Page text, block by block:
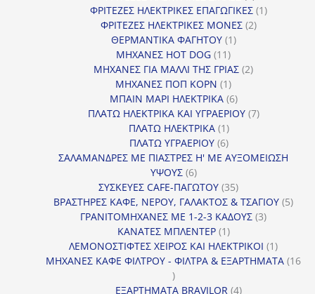
προϊόν
ΦΡΙΤΕΖΕΣ ΗΛΕΚΤΡΙΚΕΣ ΕΠΑΓΩΓΙΚΕΣ 11
ΦΡΙΤΕΖΕΣ ΗΛΕΚΤΡΙΚΕΣ ΜΟΝΕΣ 22
ΘΕΡΜΑΝΤΙΚΑ ΦΑΓΗΤΟΥ 11
ΜΗΧΑΝΕΣ HOT DOG 1111
προϊόντα
ΜΗΧΑΝΕΣ ΓΙΑ ΜΑΛΛΙ ΤΗΣ ΓΡΙΑΣ 22
ΜΗΧΑΝΕΣ ΠΟΠ ΚΟΡΝ 11
προϊόν
ΜΠΑΙΝ ΜΑΡΙ ΗΛΕΚΤΡΙΚΑ 66
προϊόντα
ΠΛΑΤΩ ΗΛΕΚΤΡΙΚΑ ΚΑΙ ΥΓΡΑΕΡΙΟΥ 77
ΠΛΑΤΩ ΗΛΕΚΤΡΙΚΑ 11
προϊόν
ΠΛΑΤΩ ΥΓΡΑΕΡΙΟΥ 66
προϊόντα
ΣΑΛΑΜΑΝΔΡΕΣ ΜΕ ΠΙΑΣΤΡΕΣ Η' ΜΕ ΑΥΞΟΜΕΙΩΣΗ
ΥΨΟΥΣ 66
προϊόντα
ΣΥΣΚΕΥΕΣ CAFE-ΠΑΓΩΤΟΥ 3535
προϊόντα
ΒΡΑΣΤΗΡΕΣ ΚΑΦΕ, ΝΕΡΟΥ, ΓΑΛΑΚΤΟΣ & ΤΣΑΓΙΟΥ 55
ΓΡΑΝΙΤΟΜΗΧΑΝΕΣ ΜΕ 1-2-3 ΚΑΔΟΥΣ 33
ΚΑΝΑΤΕΣ ΜΠΛΕΝΤΕΡ 11
προϊόν
ΛΕΜΟΝΟΣΤΙΦΤΕΣ ΧΕΙΡΟΣ ΚΑΙ ΗΛΕΚΤΡΙΚΟΙ 11
προϊόν
ΜΗΧΑΝΕΣ ΚΑΦΕ ΦΙΛΤΡΟΥ - ΦΙΛΤΡΑ & ΕΞΑΡΤΗΜΑΤΑ 16
16
προϊόντα
ΕΞΑΡΤΗΜΑΤΑ BRAVILOR 44